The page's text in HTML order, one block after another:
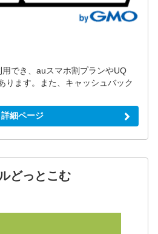
でき、auスマホ割プランやUQ
ります。また、キャッシュバック
詳細ページ
どっとこむ